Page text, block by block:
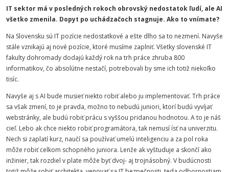
IT sektor má v posledných rokoch obrovský nedostatok ľudí, ale AI
všetko zmenila. Dopyt po uchádzačoch stagnuje. Ako to vnímate?
Na Slovensku sú IT pozície nedostatkové a ešte dlho sa to nezmení. Navyše
stále vznikajú aj nové pozície, ktoré musíme zaplniť. Všetky slovenské IT
fakulty dohromady dodajú každý rok na trh práce zhruba 800
informatikov, čo absolútne nestačí, potrebovali by sme ich totiž niekoľko
tisíc.
Navyše aj s AI bude musieť niekto robiť alebo ju implementovať. Trh práce
sa však zmení, to je pravda, možno to nebudú juniori, ktorí budú vyvíjať
webstránky, ale budú robiť prácu s vyššou pridanou hodnotou. A to je náš
cieľ. Lebo ak chce niekto robiť programátora, tak nemusí ísť na univerzitu.
Nech si zaplatí kurz, naučí sa používať umelú inteligenciu a za pol roka
môže robiť celkom schopného juniora. Lenže ak vyštuduje a skončí ako
inžinier, tak rozdiel v plate môže byť dvoj- aj trojnásobný. V budúcnosti